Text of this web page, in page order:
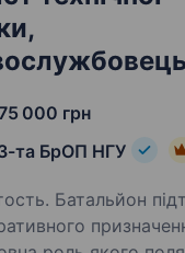
000 грн
та БрОП НГУ
13-ої